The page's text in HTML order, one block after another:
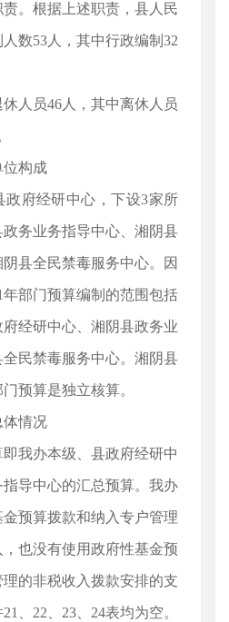
。根据上述职责，县人民
数53人，其中行政编制32
人员46人，其中离休人员
位构成
政府经研中心，下设3家所
务业务指导中心、湘阴县
县全民禁毒服务中心。因
年部门预算编制的范围包括
经研中心、湘阴县政务业
民禁毒服务中心。湘阴县
预算是独立核算。
体情况
即我办本级、县政府经研中
导中心的汇总预算。我办
金预算拨款和纳入专户管理
也没有使用政府性基金预
的非税收入拨款安排的支
、22、23、24表均为空。